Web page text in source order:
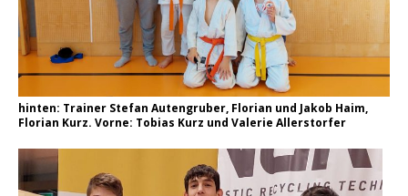
hinten: Trainer Stefan Autengruber, Florian und Jakob Haim,
Florian Kurz. Vorne: Tobias Kurz und Valerie Allerstorfer